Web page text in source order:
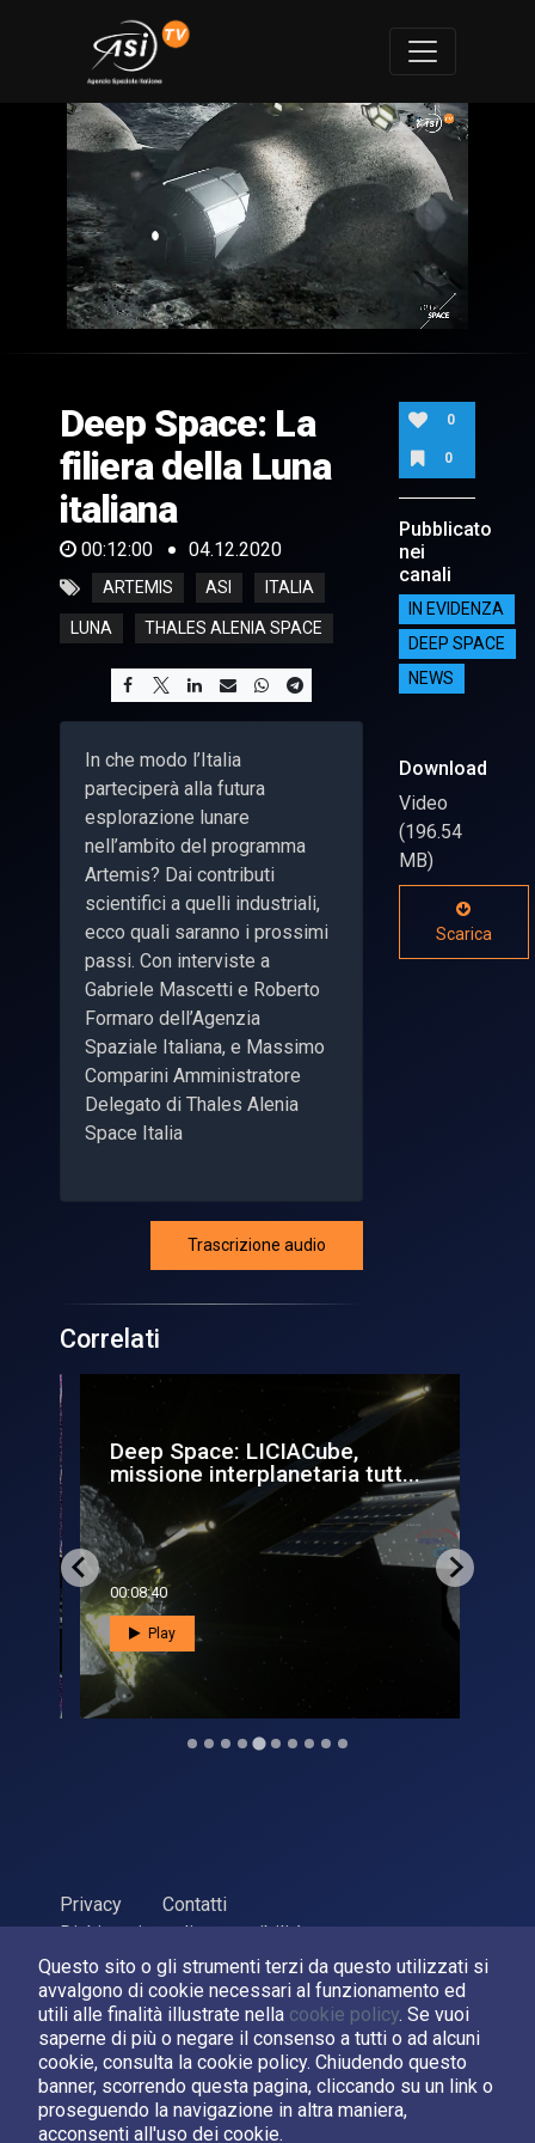
Questo sito o gli strumenti terzi da questo utilizzati si
avvalgono di cookie necessari al funzionamento ed
utili alle finalità illustrate nella cookie policy. Se vuoi
saperne di più o negare il consenso a tutti o ad alcuni
cookie, consulta la cookie policy. Chiudendo questo
banner, scorrendo questa pagina, cliccando su un link o
proseguendo la navigazione in altra maniera,
acconsenti all'uso dei cookie.
of
0
Deep Space: La
filiera della Luna
italiana
00:12:00 04.12.2020
ARTEMIS ASI ITALIA
LUNA THALES ALENIA SPACE
In che modo l’Italia
parteciperà alla futura
esplorazione lunare
nell’ambito del programma
Artemis? Dai contributi
scientifici a quelli industriali,
ecco quali saranno i prossimi
passi. Con interviste a
Gabriele Mascetti e Roberto
Formaro dell’Agenzia
Spaziale Italiana, e Massimo
Comparini Amministratore
Delegato di Thales Alenia
Space Italia
Trascrizione audio
0
0
Pubblicato
nei
canali
IN EVIDENZA
DEEP SPACE
NEWS
Download
Video
(196.54
MB)
Scarica
Correlati
Deep Space: LICIACube,
missione interplanetaria tutt...
00:08:40
Play
Privacy
Contatti
Dichiarazione di accessibilità
ASI Agenzia Spaziale Italiana, 2026. P.Iva 03638121008
Sviluppato daLPM
Seguici su:
Asi su Facebook
Asi su XCanale Asi su YouTube